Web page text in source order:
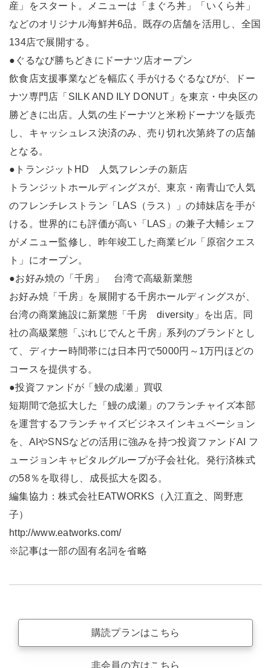
産」をスタート。メニューは「まぐろ丼」「いくら丼」
などのオリジナル海鮮丼6品。既存の店舗を活用し、全国
134店で展開する。
●ぐるなび勝ちどきにドーナツ店オープン
飲食店支援事業などを幅広く手がけるぐるなびが、ドー
ナツ専門店「SILK AND ILY DONUT」を東京・中央区の
勝どきに出店。人気の生ドーナツと米粉ドーナツを販売
し、キャッシュレス決済のみ、売り切れ次第終了の店舗
となる。
●トランジットHD 人気フレンチの新店
トランジットホールディングスが、東京・南青山で人気
のフレンチレストラン「LAS（ラス）」の姉妹店を手が
ける。世界的にも評価が高い「LAS」の兼子大輔シェフ
がメニュー監修し、昨年竣工した商業ビル「原宿クエス
ト」にオープン。
●お好み焼の「千房」 台湾で高級新業態
お好み焼「千房」を展開する千房ホールディングスが、
台湾の商業施設に新業態「千房 diversity」を出店。同
社の高級業態「ぷれじでんと千房」系列のブランドとし
て、ディナー時間帯には日本円で5000円～1万円ほどの
コースを提供する。
●投資ファンドが「鰻の成瀬」買収
短期間で急拡大した「鰻の成瀬」のフランチャイズ本部
を運営するフランチャイズビジネスインキュベーション
を、AIやSNSなどの活用に強みを持つ投資ファンドAI フ
ュージョンキャピタルグループが子会社化。発行済株式
の58％を取得し、成長拡大を図る。
編集協力：株式会社EATWORKS（入江直之、岡野恵
子）
http://www.eatworks.com/
※記事は一部の固有名詞を省略
購読プランはこちら
非会員の方はこちら